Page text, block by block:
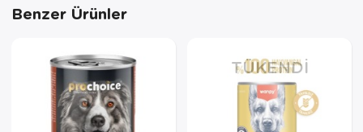
Benzer Ürünler
TÜKENDI